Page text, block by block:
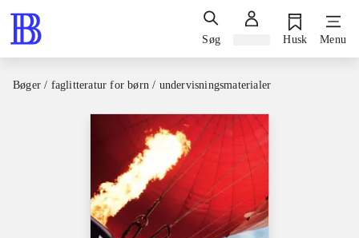
Søg Husk Menu
Bøger / faglitteratur for børn / undervisningsmaterialer